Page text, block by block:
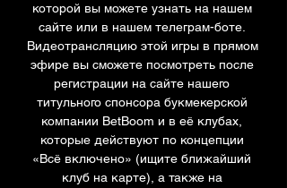
которой вы можете узнать на нашем
сайте или в нашем телеграм-боте.
Видеотрансляцию этой игры в прямом
эфире вы сможете посмотреть после
регистрации на сайте нашего
титульного спонсора букмекерской
компании BetBoom и в её клубах,
которые действуют по концепции
«Всё включено» (ищите ближайший
клуб на карте), а также на